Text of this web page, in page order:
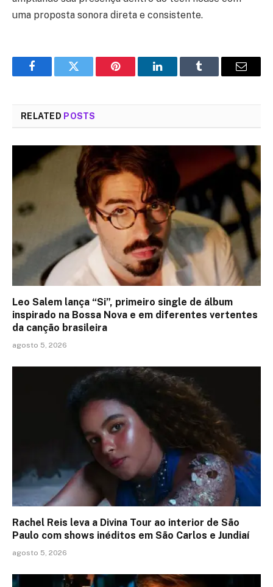
uma proposta sonora direta e consistente.
FacebookTwitter Pinterest LinkedInTumblr Email
RELATED POSTS
Leo Salem lança “Si”, primeiro single de álbum
inspirado na Bossa Nova e em diferentes vertentes
da canção brasileira
agosto 5, 2026
Rachel Reis leva a Divina Tour ao interior de São
Paulo com shows inéditos em São Carlos e Jundiaí
agosto 5, 2026